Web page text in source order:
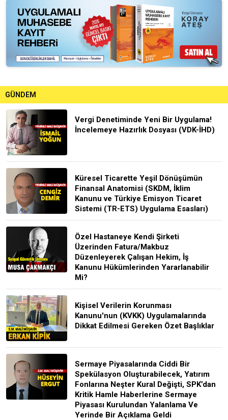
GÜNDEM
Vergi Denetiminde Yeni Bir Uygulama!
İncelemeye Hazırlık Dosyası (VDK-İHD)
Küresel Ticarette Yeşil Dönüşümün
Finansal Anatomisi (SKDM, İklim
Kanunu ve Türkiye Emisyon Ticaret
Sistemi (TR-ETS) Uygulama Esasları)
Özel Hastaneye Kendi Şirketi
Üzerinden Fatura/Makbuz
Düzenleyerek Çalışan Hekim, İş
Kanunu Hükümlerinden Yararlanabilir
Mi?
Kişisel Verilerin Korunması
Kanunu'nun (KVKK) Uygulamalarında
Dikkat Edilmesi Gereken Özet Başlıklar
Sermaye Piyasalarında Ciddi Bir
Spekülasyon Oluşturabilecek, Yatırım
Fonlarına Neşter Kural Değişti, SPK’dan
Kritik Hamle Haberlerine Sermaye
Piyasası Kurulundan Yalanlama Ve
Yerinde Bir Açıklama Geldi